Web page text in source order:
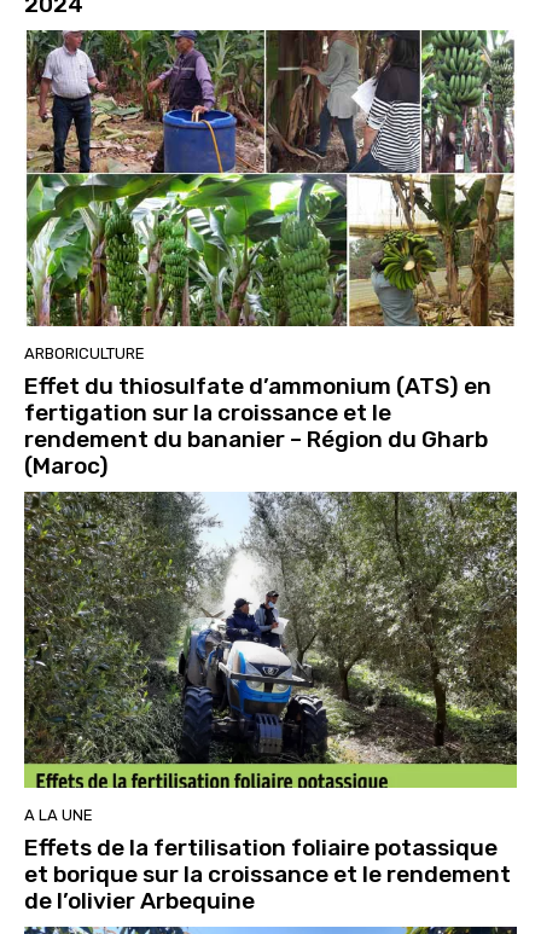
ARBORICULTURE
Effet du thiosulfate d’ammonium (ATS) en
fertigation sur la croissance et le
rendement du bananier – Région du Gharb
(Maroc)
A LA UNE
Effets de la fertilisation foliaire potassique
et borique sur la croissance et le rendement
de l’olivier Arbequine